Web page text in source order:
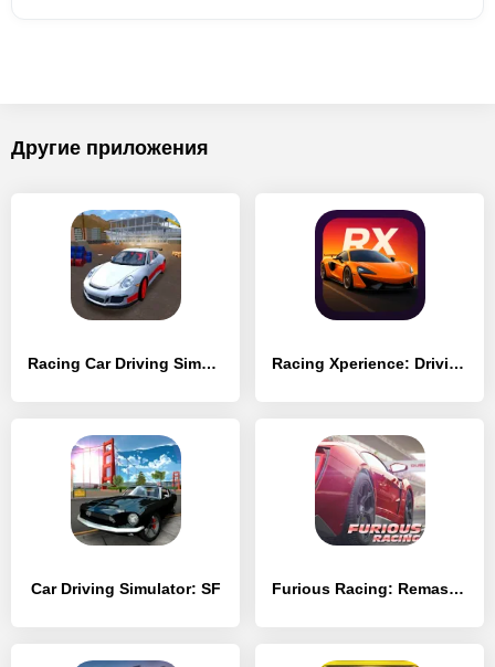
Другие приложения
Racing Car Driving Simulator Racing Xperience: Driving Sim
Car Driving Simulator: SF Furious Racing: Remastered